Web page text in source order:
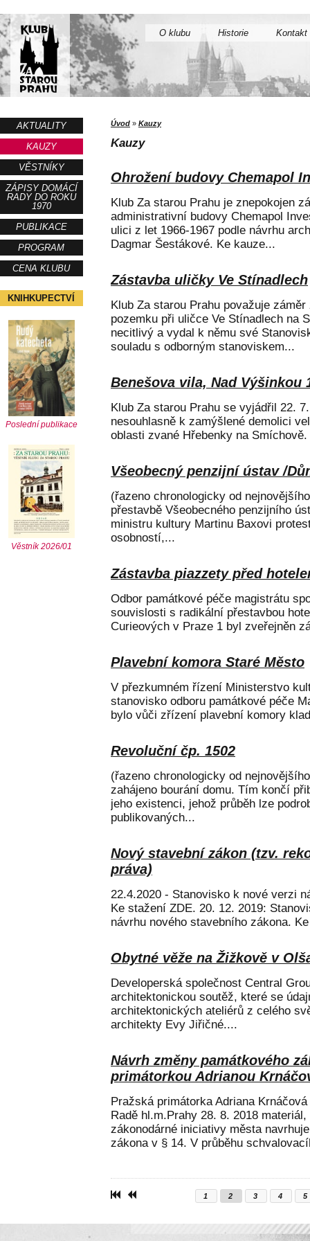
O klubu Historie Kontakt
AKTUALITY
KAUZY
VĚSTNÍKY
ZÁPISY DOMÁCÍ
RADY DO ROKU
1970
PUBLIKACE
PROGRAM
CENA KLUBU
KNIHKUPECTVÍ
Poslední publikace
Věstník 2026/01
Úvod » Kauzy
Kauzy
Ohrožení budovy Chemapol
Klub Za starou Prahu je znepokojen
administrativní budovy Chemapol
ulici z let 1966-1967 podle návrhu
Dagmar Šestákové. Ke kauze...
Zástavba uličky Ve Stínadlech
Klub Za starou Prahu považuje
pozemku při uličce Ve Stínadlech na
necitlivý a vydal k němu své
souladu s odborným stanoviskem...
Benešova vila, Nad Výšinkou
Klub Za starou Prahu se vyjádřil 22.
nesouhlasně k zamýšlené demolici
oblasti zvané Hřebenky na
Všeobecný penzijní ústav /
(řazeno chronologicky od
přestavbě Všeobecného penzijního
ministru kultury Martinu Baxovi
osobností,...
Zástavba piazzety před
Odbor památkové péče magistrátu
souvislosti s radikální přestavbou
Curieových v Praze 1 byl zveřejněn
Plavební komora Staré Město
V přezkumném řízení Ministerstvo
stanovisko odboru památkové péče
bylo vůči zřízení plavební komory
Revoluční čp. 1502
(řazeno chronologicky od
zahájeno bourání domu. Tím končí
jeho existenci, jehož průběh lze
publikovaných...
Nový stavební zákon (tzv.
práva)
22.4.2020 - Stanovisko k nové verzi
Ke stažení ZDE. 20. 12. 2019:
návrhu nového stavebního zákona.
Obytné věže na Žižkově v
Developerská společnost Central
architektonickou soutěž, které se
architektonických ateliérů z celého
architekty Evy Jiřičné....
Návrh změny památkového
primátorkou Adrianou
Pražská primátorka Adriana
Radě hl.m.Prahy 28. 8. 2018
zákonodárné iniciativy města
zákona v § 14. V průběhu
1 2 3 4 5